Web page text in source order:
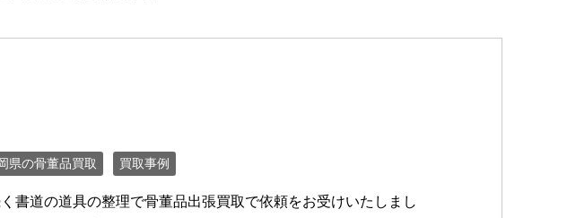
県の骨董品買取 買取事例
書道の道具の整理で骨董品出張買取で依頼をお受けいたしまし